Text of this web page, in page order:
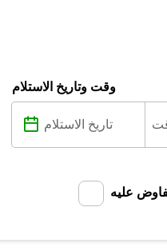
وقت وتاريخ الاستلام
عليه